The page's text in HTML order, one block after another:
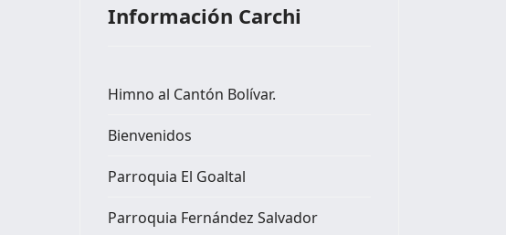
Información Carchi
Himno al Cantón Bolívar.
Bienvenidos
Parroquia El Goaltal
Parroquia Fernández Salvador